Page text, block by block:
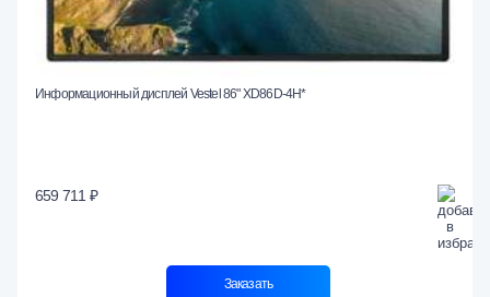
Информационный дисплей Vestel 86" XD86D-4H*
659 711 ₽
Заказать